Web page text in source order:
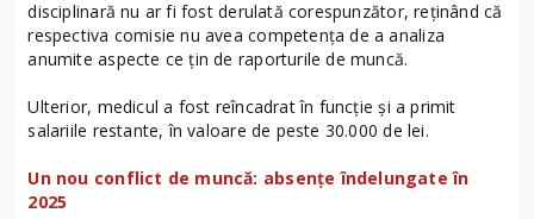
disciplinară nu ar fi fost derulată corespunzător, reținând că
respectiva comisie nu avea competența de a analiza
anumite aspecte ce țin de raporturile de muncă.
Ulterior, medicul a fost reîncadrat în funcție și a primit
salariile restante, în valoare de peste 30.000 de lei.
Un nou conflict de muncă: absențe îndelungate în
2025